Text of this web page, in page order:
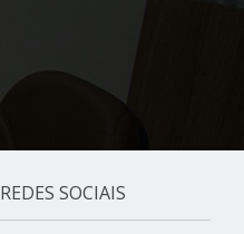
REDES SOCIAIS